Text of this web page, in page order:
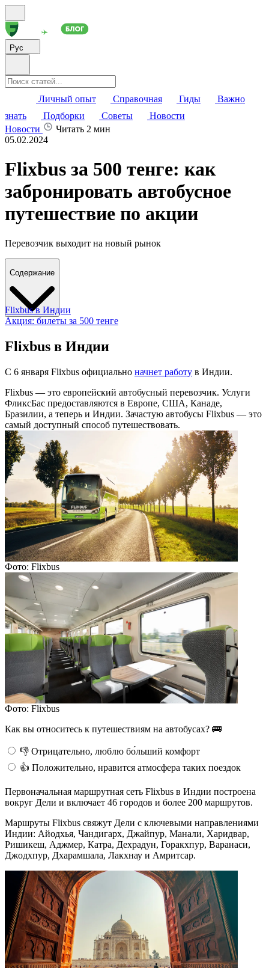
Рус
Личный опыт Справочная Гиды
Важно
знать
Подборки Советы
Новости
Новости
Читать 2 мин
05.02.2024
Flixbus за 500 тенге: как
забронировать автобусное
путешествие по акции
Перевозчик выходит на новый рынок
Содержание
Flixbus в Индии
Акция: билеты за 500 тенге
Flixbus в Индии
С 6 января Flixbus официально начнет работу в Индии.
Flixbus — это европейский автобусный перевозчик. Услуги
ФликсБас предоставляются в Европе, США, Канаде,
Бразилии, а теперь и Индии. Зачастую автобусы Flixbus — это
самый доступный способ путешествовать.
Фото: Flixbus
Фото: Flixbus
Как вы относитесь к путешествиям на автобусах? 🚌
👎 Отрицательно, люблю бо́льший комфорт
👍 Положительно, нравится атмосфера таких поездок
Первоначальная маршрутная сеть Flixbus в Индии построена
вокруг Дели и включает 46 городов и более 200 маршрутов.
Маршруты Flixbus свяжут Дели с ключевыми направлениями
Индии: Айодхья, Чандигарх, Джайпур, Манали, Харидвар,
Ришикеш, Аджмер, Катра, Дехрадун, Горакхпур, Варанаси,
Джодхпур, Дхарамшала, Лакхнау и Амритсар.